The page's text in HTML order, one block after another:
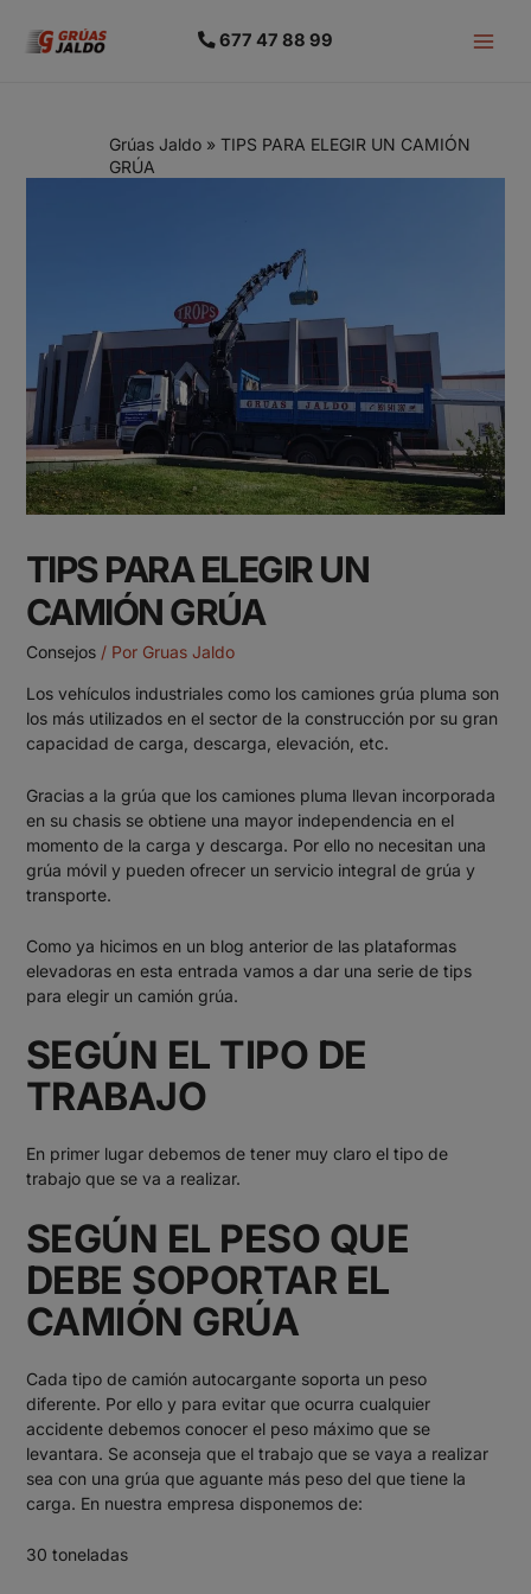
677 47 88 99
Grúas Jaldo» TIPS PARA ELEGIR UN CAMIÓN
GRÚA
TIPS PARA ELEGIR UN
CAMIÓN GRÚA
Consejos/ Por Gruas Jaldo
Los vehículos industriales como loscamiones grúa pluma son
los más utilizados en el sector de la construcción por su gran
capacidad de carga, descarga, elevación, etc.
Gracias a la grúa que los camiones pluma llevan incorporada
en su chasis se obtiene una mayor independencia en el
momento de la carga y descarga. Por ello no necesitan una
grúa móvil y pueden ofrecer un servicio integral de grúa y
transporte.
Como ya hicimos en un blog anterior de las plataformas
elevadorasen esta entrada vamos a dar una serie de tips
para elegir un camión grúa.
SEGÚN EL TIPO DE
TRABAJO
En primer lugar debemos de tener muy claro el tipo de
trabajo que se va a realizar.
SEGÚN EL PESO QUE
DEBE SOPORTAR EL
CAMIÓN GRÚA
Cada tipo de camión autocargante soporta un peso
diferente. Por ello y para evitar que ocurra cualquier
accidente debemos conocer el peso máximo que se
levantara. Se aconseja que el trabajo que se vaya a realizar
sea con una grúa que aguante más peso del que tiene la
carga. En nuestra empresa disponemos de:
30 toneladas